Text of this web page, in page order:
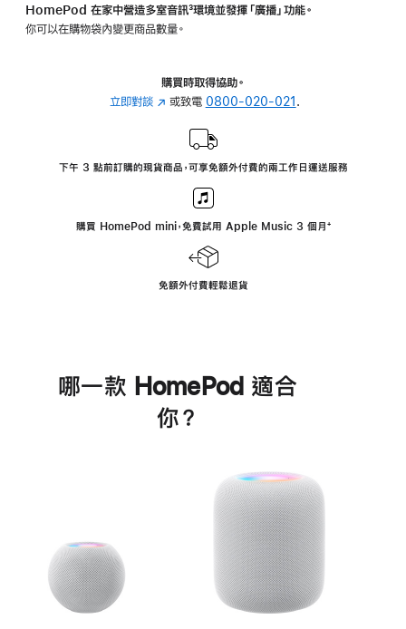
腳
HomePod 在家中營造多室音訊註
³環境並發揮「廣播」功能。
你可以在購物袋內變更商品數量。
購買時取得協助。
立即對談 (以 或致電 0800-020-021 .
下午 3 點前訂購的現貨商品，可享免額外付費的兩工作日運送服務
購買 HomePod mini，免費試用 Apple Music 3 個月 註
⁺
免額外付費輕鬆退貨
哪一款 HomePod 適合
你？
步
了
解
HomePod<